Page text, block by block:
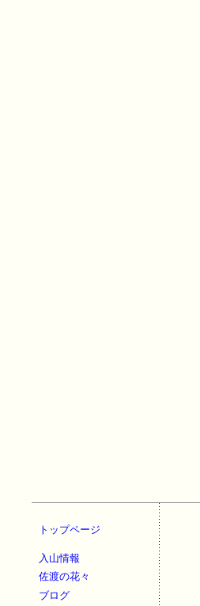
トップページ
入山情報
佐渡の花々
ブログ